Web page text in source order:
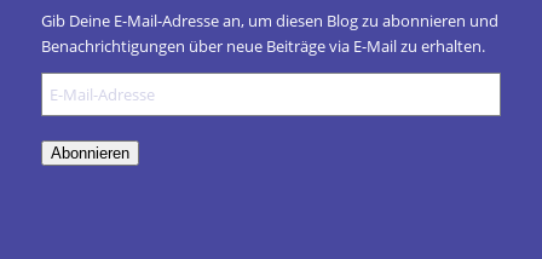
Gib Deine E-Mail-Adresse an, um diesen Blog zu abonnieren und
Benachrichtigungen über neue Beiträge via E-Mail zu erhalten.
E-
Mail-
Adresse
Abonnieren